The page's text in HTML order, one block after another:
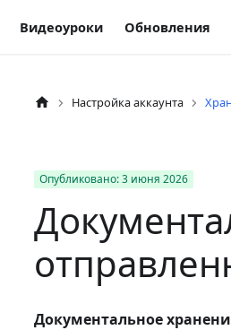
Видеоуроки Обновления
Настройка аккаунта
Опубликовано:3 июня 2026
Документальное